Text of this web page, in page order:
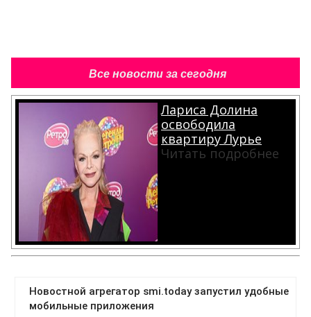
Все новости за сегодня
Лариса Долина
освободила
квартиру Лурье
Читать подробнее